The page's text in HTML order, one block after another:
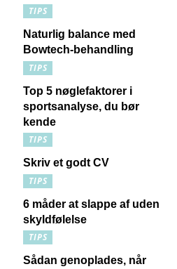
TIPS
Naturlig balance med
Bowtech-behandling
TIPS
Top 5 nøglefaktorer i
sportsanalyse, du bør
kende
TIPS
Skriv et godt CV
TIPS
6 måder at slappe af uden
skyldfølelse
TIPS
Sådan genoplades, når